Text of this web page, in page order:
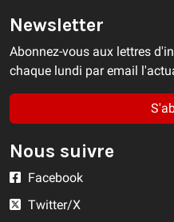
Newsletter
Abonnez-vous aux lettres
chaque lundi par email
Nous suivre
Facebook
Twitter/X